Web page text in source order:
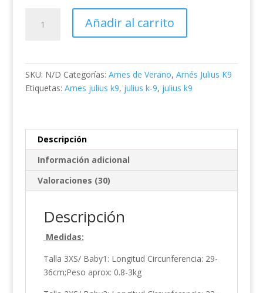
Julius
Azul
cantidad
Añadir al carrito
SKU: N/D Categorías: Arnes de Verano, Arnés Julius K9
Etiquetas: Arnes julius k9, julius k-9, julius k9
Descripción
Información adicional
Valoraciones (30)
Descripción
Medidas:
Talla 3XS/ Baby1: Longitud Circunferencia: 29-
36cm;Peso aprox: 0.8-3kg